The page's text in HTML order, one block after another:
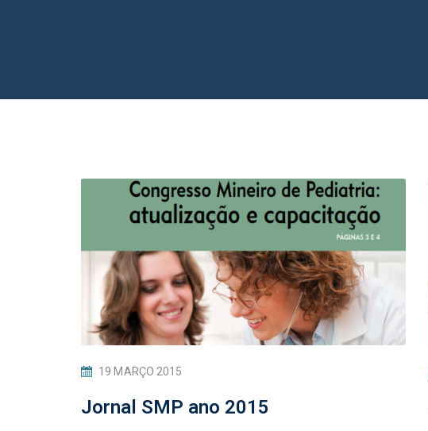
19 MARÇO 2015
Jornal SMP ano 2015